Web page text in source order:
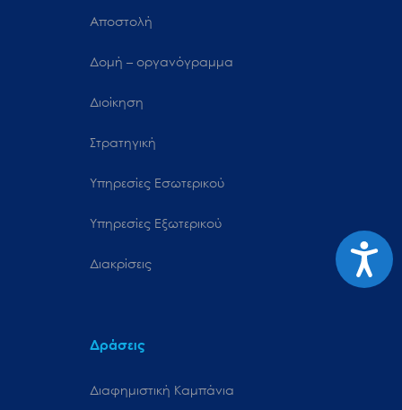
Αποστολή
Δομή – οργανόγραμμα
Διοίκηση
Στρατηγική
Υπηρεσίες Εσωτερικού
Υπηρεσίες Εξωτερικού
Διακρίσεις
Δράσεις
Διαφημιστική Καμπάνια